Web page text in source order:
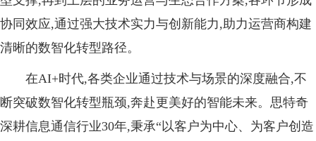
协同效应,通过强大技术实力与创新能力,助力运营商构建
清晰的数智化转型路径。
在AI+时代,各类企业通过技术与场景的深度融合,不
断突破数智化转型瓶颈,奔赴更美好的智能未来。思特奇
深耕信息通信行业30年,秉承“以客户为中心、为客户创造